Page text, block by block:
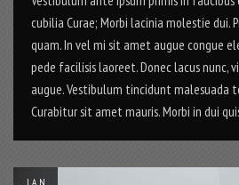
cubilia Curae; Morbi lacinia molestie dui.
quam. In vel mi sit amet augue congue
pede facilisis laoreet. Donec lacus nunc,
augue. Vestibulum tincidunt malesuada
Curabitur sit amet mauris. Morbi in dui
JAN